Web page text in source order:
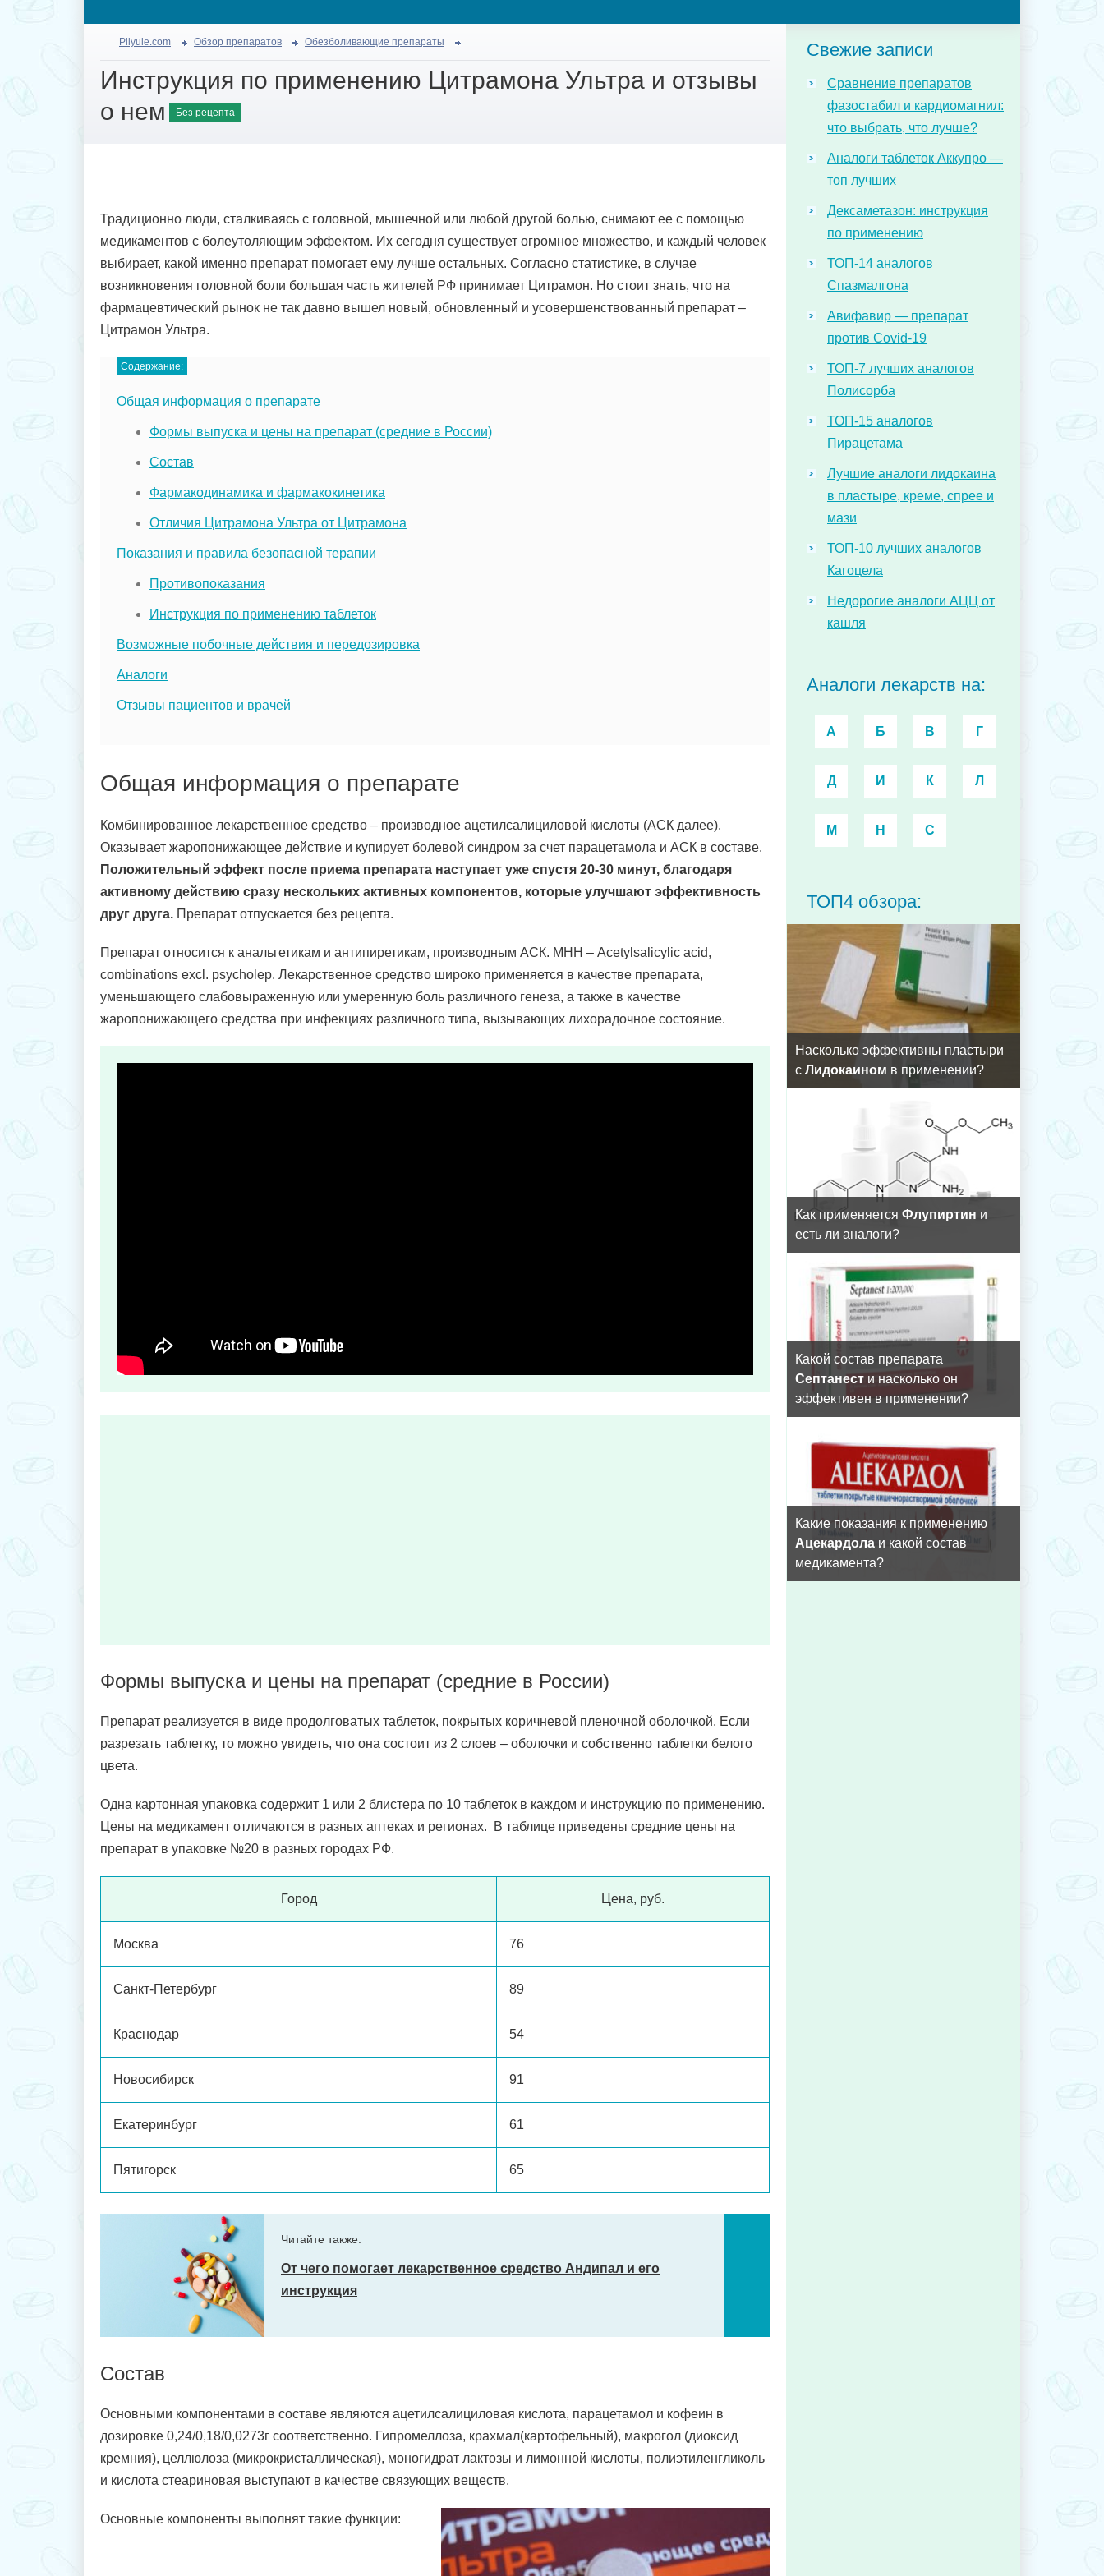
Pilyule.com Обзор препаратов Обезболивающие препараты
Инструкция по применению Цитрамона Ультра и отзывы
о нем
Без рецепта
Традиционно люди, сталкиваясь с головной, мышечной или любой другой болью, снимают ее с помощью
медикаментов с болеутоляющим эффектом. Их сегодня существует огромное множество, и каждый человек
выбирает, какой именно препарат помогает ему лучше остальных. Согласно статистике, в случае
возникновения головной боли большая часть жителей РФ принимает Цитрамон. Но стоит знать, что на
фармацевтический рынок не так давно вышел новый, обновленный и усовершенствованный препарат –
Цитрамон Ультра.
Содержание:
Общая информация о препарате
Формы выпуска и цены на препарат (средние в России)
Состав
Фармакодинамика и фармакокинетика
Отличия Цитрамона Ультра от Цитрамона
Показания и правила безопасной терапии
Противопоказания
Инструкция по применению таблеток
Возможные побочные действия и передозировка
Аналоги
Отзывы пациентов и врачей
Общая информация о препарате
Комбинированное лекарственное средство – производное ацетилсалициловой кислоты (АСК далее).
Оказывает жаропонижающее действие и купирует болевой синдром за счет парацетамола и АСК в составе.
Положительный эффект после приема препарата наступает уже спустя 20-30 минут, благодаря
активному действию сразу нескольких активных компонентов, которые улучшают эффективность
друг друга. Препарат отпускается без рецепта.
Препарат относится к анальгетикам и антипиретикам, производным АСК. МНН – Acetylsalicylic acid,
combinations excl. psycholep. Лекарственное средство широко применяется в качестве препарата,
уменьшающего слабовыраженную или умеренную боль различного генеза, а также в качестве
жаропонижающего средства при инфекциях различного типа, вызывающих лихорадочное состояние.
Формы выпуска и цены на препарат (средние в России)
Препарат реализуется в виде продолговатых таблеток, покрытых коричневой пленочной оболочкой. Если
разрезать таблетку, то можно увидеть, что она состоит из 2 слоев – оболочки и собственно таблетки белого
цвета.
Одна картонная упаковка содержит 1 или 2 блистера по 10 таблеток в каждом и инструкцию по применению.
Цены на медикамент отличаются в разных аптеках и регионах. В таблице приведены средние цены на
препарат в упаковке №20 в разных городах РФ.
Город Цена, руб.
Москва 76
Санкт-Петербург 89
Краснодар 54
Новосибирск 91
Екатеринбург 61
Пятигорск 65
Читайте также:
От чего помогает лекарственное средство Андипал и его
инструкция
Состав
Основными компонентами в составе являются ацетилсалициловая кислота, парацетамол и кофеин в
дозировке 0,24/0,18/0,0273г соответственно. Гипромеллоза, крахмал(картофельный), макрогол (диоксид
кремния), целлюлоза (микрокристаллическая), моногидрат лактозы и лимонной кислоты, полиэтиленгликоль
и кислота стеариновая выступают в качестве связующих веществ.
Основные компоненты выполнят такие функции:
Свежие записи
Сравнение препаратов
фазостабил и кардиомагнил:
что выбрать, что лучше?
Аналоги таблеток Аккупро —
топ лучших
Дексаметазон: инструкция
по применению
ТОП-14 аналогов
Спазмалгона
Авифавир — препарат
против Covid-19
ТОП-7 лучших аналогов
Полисорба
ТОП-15 аналогов
Пирацетама
Лучшие аналоги лидокаина
в пластыре, креме, спрее и
мази
ТОП-10 лучших аналогов
Кагоцела
Недорогие аналоги АЦЦ от
кашля
Аналоги лекарств на:
А Б В Г
Д И К Л
М Н С
ТОП4 обзора:
Насколько эффективны пластыри
с Лидокаином в применении?
Как применяется Флупиртин и
есть ли аналоги?
Какой состав препарата
Септанест и насколько он
эффективен в применении?
Какие показания к применению
Ацекардола и какой состав
медикамента?